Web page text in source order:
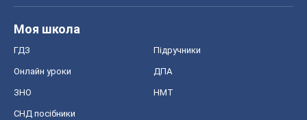
Моя школа
ГДЗ Підручники
Онлайн уроки ДПА
ЗНО НМТ
СНД посібники